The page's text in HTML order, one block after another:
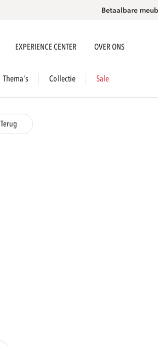
Betaalbare
EXPERIENCE CENTER OVER ONS
Thema's Collectie Sale
Terug